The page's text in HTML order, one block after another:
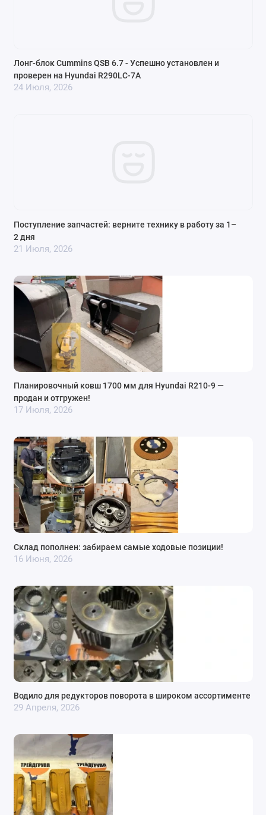
Лонг‑блок Cummins QSB 6.7 - Успешно установлен и
проверен на Hyundai R290LC-7A
24 Июля, 2026
Поступление запчастей: верните технику в работу за 1–
2 дня
21 Июля, 2026
Планировочный ковш 1700 мм для Hyundai R210-9 —
продан и отгружен!
17 Июля, 2026
Склад пополнен: забираем самые ходовые позиции!
16 Июня, 2026
Водило для редукторов поворота в широком ассортименте
29 Апреля, 2026